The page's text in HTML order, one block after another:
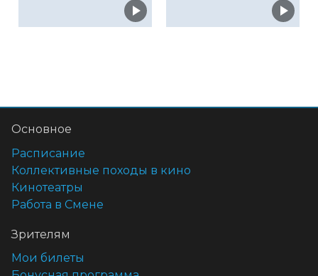
Основное
Расписание
Коллективные походы в кино
Кинотеатры
Работа в Смене
Зрителям
Мои билеты